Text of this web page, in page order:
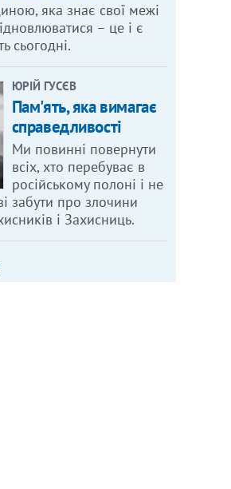
яка знає свої межі
– це і є
сьогодні.
ЮРІЙ ГУСЄВ
Пам'ять, яка вимагає
справедливості
Ми повинні повернути
всіх, хто перебуває в
російському полоні і не
забути про злочини
і Захисниць.